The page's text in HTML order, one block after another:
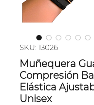
SKU: 13026
Muñequera
Compresión
Elástica
Unisex